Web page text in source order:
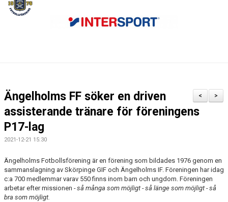
NYHETER
LÄNKAR
MEDLEMS OCH TRÄNINGSAVGIFTER
>
<
Ängelholms FF söker en driven
assisterande tränare för föreningens
P17-lag
2021-12-21 15:30
Ängelholms Fotbollsförening är en förening som bildades 1976 genom en
sammanslagning av Skörpinge GIF och Ängelholms IF. Föreningen har idag
c:a 700 medlemmar varav 550 finns inom barn och ungdom. Föreningen
arbetar efter missionen - så många som möjligt - så länge som möjligt - så
bra som möjligt.